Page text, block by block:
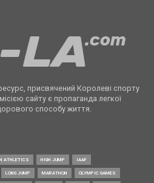
присвячений Королеві спорту
сайту є пропаганда легкої
способу життя.
ATHLETICS HIGH JUMP IAAF
LONG JUMP MARATHON OLYMPIC GAMES